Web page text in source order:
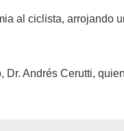
al ciclista, arrojando
Dr. Andrés Cerutti,